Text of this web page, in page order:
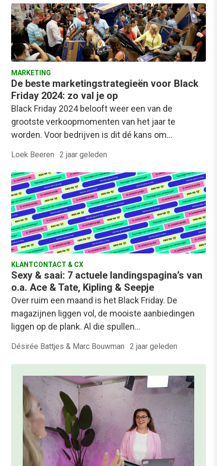
MARKETING
De beste marketingstrategieën voor Black
Friday 2024: zo val je op
Black Friday 2024 belooft weer een van de
grootste verkoopmomenten van het jaar te
worden. Voor bedrijven is dit dé kans om…
Loek Beeren · 2 jaar geleden
KLANTCONTACT & CX
Sexy & saai: 7 actuele landingspagina’s van
o.a. Ace & Tate, Kipling & Seepje
Over ruim een maand is het Black Friday. De
magazijnen liggen vol, de mooiste aanbiedingen
liggen op de plank. Al die spullen…
Désirée Battjes & Marc Bouwman · 2 jaar geleden